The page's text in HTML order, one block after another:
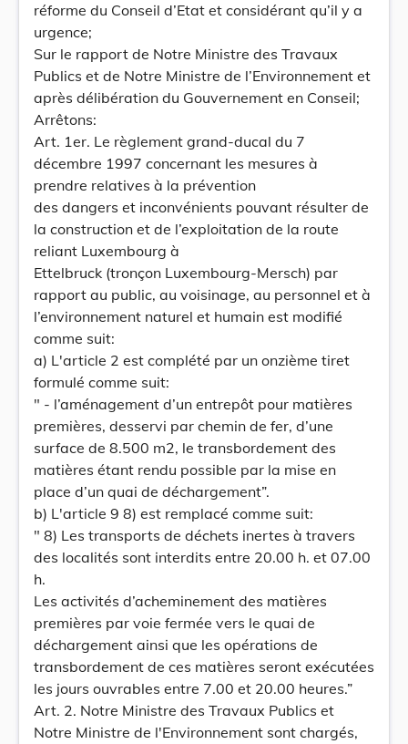
réforme du Conseil d’Etat et considérant qu’il y a
urgence;
Sur le rapport de Notre Ministre des Travaux
Publics et de Notre Ministre de l’Environnement et
après délibération du Gouvernement en Conseil;
Arrêtons:
Art. 1er. Le règlement grand-ducal du 7
décembre 1997 concernant les mesures à
prendre relatives à la prévention
des dangers et inconvénients pouvant résulter de
la construction et de l’exploitation de la route
reliant Luxembourg à
Ettelbruck (tronçon Luxembourg-Mersch) par
rapport au public, au voisinage, au personnel et à
l’environnement naturel et humain est modifié
comme suit:
a) L'article 2 est complété par un onzième tiret
formulé comme suit:
" - l’aménagement d’un entrepôt pour matières
premières, desservi par chemin de fer, d’une
surface de 8.500 m2, le transbordement des
matières étant rendu possible par la mise en
place d’un quai de déchargement”.
b) L'article 9 8) est remplacé comme suit:
" 8) Les transports de déchets inertes à travers
des localités sont interdits entre 20.00 h. et 07.00
h.
Les activités d’acheminement des matières
premières par voie fermée vers le quai de
déchargement ainsi que les opérations de
transbordement de ces matières seront exécutées
les jours ouvrables entre 7.00 et 20.00 heures.”
Art. 2. Notre Ministre des Travaux Publics et
Notre Ministre de l'Environnement sont chargés,